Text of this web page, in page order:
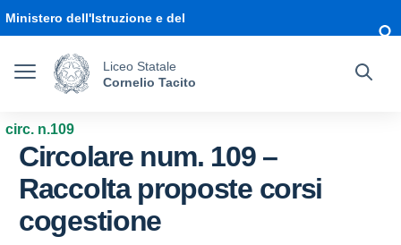
Ministero dell'Istruzione e del
Liceo Statale
Cornelio Tacito
circ. n.109
Circolare num. 109 –
Raccolta proposte corsi
cogestione